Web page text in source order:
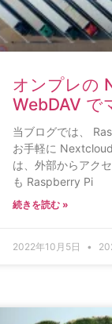
オンプレの
WebDAV で
当ブログでは、
お手軽に
は、外部からアク
も Raspberry Pi
続きを読む »
2022年10月5日